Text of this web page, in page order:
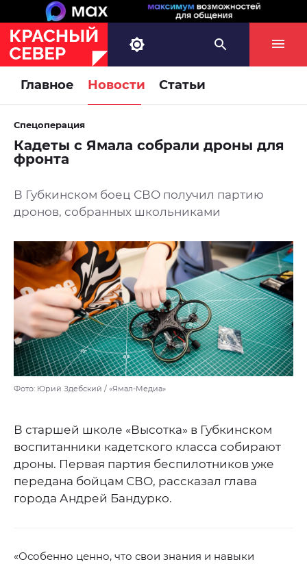
Главное Новости Статьи
Спецоперация
Кадеты с Ямала собрали дроны для
фронта
В Губкинском боец СВО получил партию
дронов, собранных школьниками
Фото: Юрий Здебский / «Ямал-Медиа»
В старшей школе «Высотка» в Губкинском
воспитанники кадетского класса собирают
дроны. Первая партия беспилотников уже
передана бойцам СВО, рассказал глава
города Андрей Бандурко.
«Особенно ценно, что свои знания и навыки